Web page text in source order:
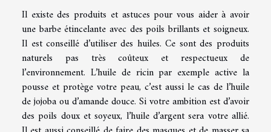
Il existe des produits et astuces pour vous aider à avoir
une barbe étincelante avec des poils brillants et soigneux.
Il est conseillé d’utiliser des huiles. Ce sont des produits
naturels pas très coûteux et respectueux de
l’environnement. L’huile de ricin par exemple active la
pousse et protège votre peau, c’est aussi le cas de l’huile
de jojoba ou d’amande douce. Si votre ambition est d’avoir
des poils doux et soyeux, l’huile d’argent sera votre allié.